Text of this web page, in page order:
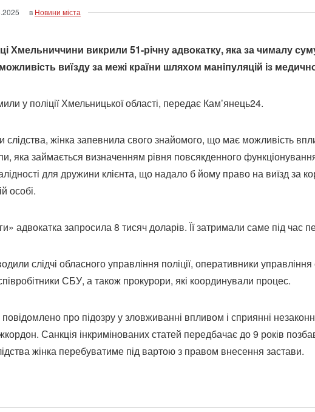
в Новини міста
Хмельниччини викрили 51-річну адвокатку, яка за чималу
виїзду за межі країни шляхом маніпуляцій із
у поліції Хмельницької області, передає Кам’янець24.
слідства, жінка запевнила свого знайомого, що має можливість
яка займається визначенням рівня повсякденного
для дружини клієнта, що надало б йому право на виїзд за
особі.
адвокатка запросила 8 тисяч доларів. Її затримали саме під час
слідчі обласного управління поліції, оперативники управління
СБУ, а також прокурори, які координували процес.
повідомлено про підозру у зловживанні впливом і сприянні
Санкція інкримінованих статей передбачає до 9 років
жінка перебуватиме під вартою з правом внесення застави.